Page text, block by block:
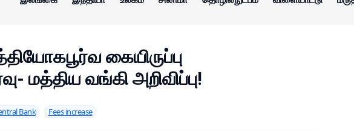
கையிருப்பு
மத்திய வங்கி அறிவிப்பு!
Bank Fees increase